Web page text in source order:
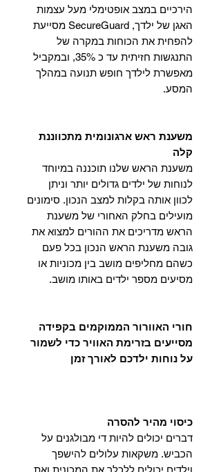
הירכיים במצב אופטימלי מעל עצמות
האגן של ילדך, SecureGuard מסייעת
להפחית את הכוחות במקרה של
התנגשות חזיתית עד כ 35%, ובמקביל
מאפשרת לילדך חופש תנועה במהלך
המסע.
משענת ראש ארגונומית מתכווננת
קלה
משענת הראש שלנו תוכננה במיוחד
לנוחות של ילדים גדולים יותר וניתן
לכוון אותה בקלות למצב הנכון. סימונים
מועילים בחלק האחורי של משענת
הראש מדריכים את ההורים למצוא את
גובה משענת הראש הנכון בכל פעם
כשהם מחליפים מושב בין מכוניות או
מסיעים מספר ילדים באותו מושב.
חורי האוורור הממוקמים בקפידה
מסייעים בזרימת האוויר כדי לשמור
על נוחות ילדכם לאורך זמן
כיסוי מהיר להסרה
דברים יכולים להיות די מבולגנים על
הכביש. משקאות עלולים להישפך
וילדים יכולים ללכלך את המכונית ואת